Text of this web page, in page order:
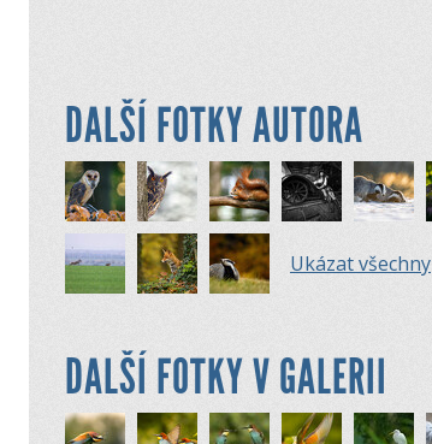
DALŠÍ FOTKY AUTORA
Ukázat všechny
DALŠÍ FOTKY V GALERII